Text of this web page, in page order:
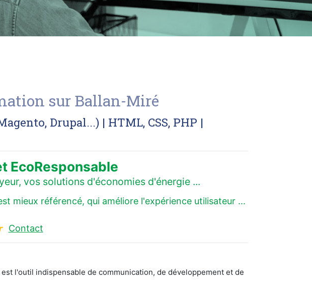
sur Ballan-Miré
Drupal...) | HTML, CSS, PHP |
EcoResponsable
vos solutions d'économies d'énergie ...
mieux référencé, qui améliore l'expérience utilisateur ...
Contact
l'outil indispensable de communication, de développement et de